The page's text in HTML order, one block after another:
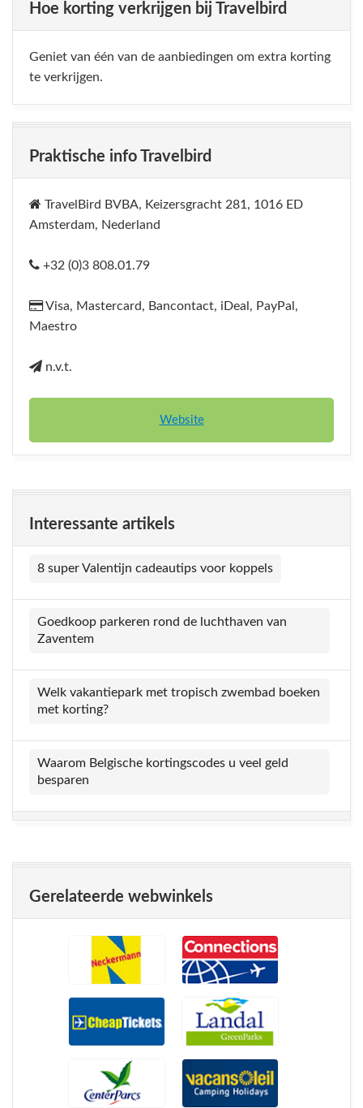
Hoe korting verkrijgen bij Travelbird
Geniet van één van de aanbiedingen om extra korting
te verkrijgen.
Praktische info Travelbird
TravelBird BVBA, Keizersgracht 281, 1016 ED
Amsterdam, Nederland
+32 (0)3 808.01.79
Visa, Mastercard, Bancontact, iDeal, PayPal,
Maestro
n.v.t.
Website
Interessante artikels
8 super Valentijn cadeautips voor koppels
Goedkoop parkeren rond de luchthaven van
Zaventem
Welk vakantiepark met tropisch zwembad boeken
met korting?
Waarom Belgische kortingscodes u veel geld
besparen
Gerelateerde webwinkels